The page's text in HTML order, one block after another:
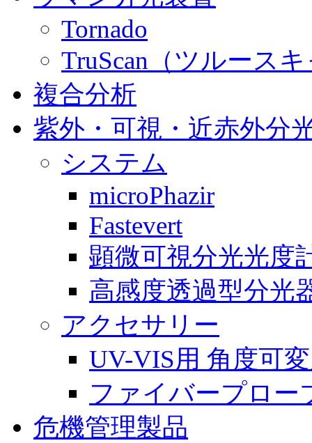
Tornado
TruScan（ツルース
複合分析
紫外・可視・近赤外分
システム
microPhazir
Fastevert
顕微可視分光光度
高感度透過型分光
アクセサリー
UV-VIS用 角度可
ファイバープロー
危機管理製品